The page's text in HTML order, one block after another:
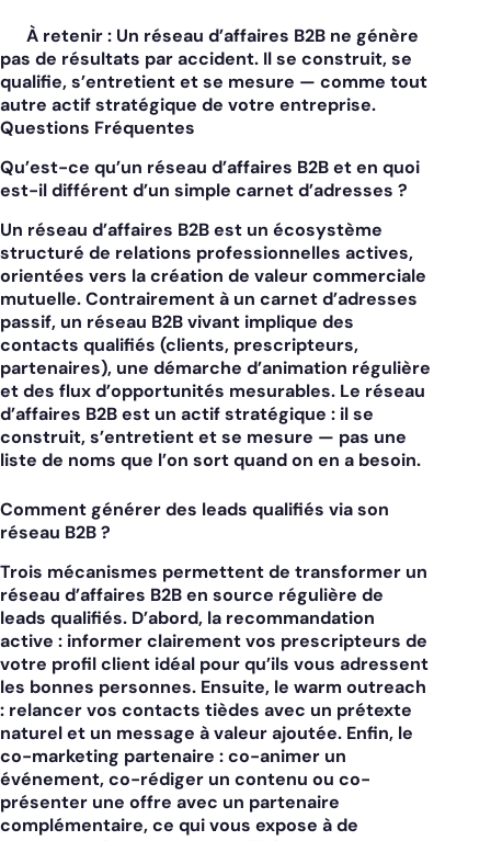
À retenir : Un réseau d’affaires B2B ne génère
pas de résultats par accident. Il se construit, se
qualifie, s’entretient et se mesure — comme tout
autre actif stratégique de votre entreprise.
Questions Fréquentes
Qu’est-ce qu’un réseau d’affaires B2B et en quoi
est-il différent d’un simple carnet d’adresses ?
Un réseau d’affaires B2B est un écosystème
structuré de relations professionnelles actives,
orientées vers la création de valeur commerciale
mutuelle.Contrairement à un carnet d’adresses
passif, un réseau B2B vivant implique des
contacts qualifiés (clients, prescripteurs,
partenaires), une démarche d’animation régulière
et des flux d’opportunités mesurables. Le réseau
d’affaires B2B est un actif stratégique : il se
construit, s’entretient et se mesure — pas une
liste de noms que l’on sort quand on en a besoin.
Comment générer des leads qualifiés via son
réseau B2B ?
Trois mécanismes permettent de transformer un
réseau d’affaires B2B en source régulière de
leads qualifiés. D’abord, la recommandation
active : informer clairement vos prescripteurs de
votre profil client idéal pour qu’ils vous adressent
les bonnes personnes. Ensuite, le warm outreach
: relancer vos contacts tièdes avec un prétexte
naturel et un message à valeur ajoutée. Enfin, le
co-marketing partenaire : co-animer un
événement, co-rédiger un contenu ou co-
présenter une offre avec un partenaire
complémentaire, ce qui vous expose à de